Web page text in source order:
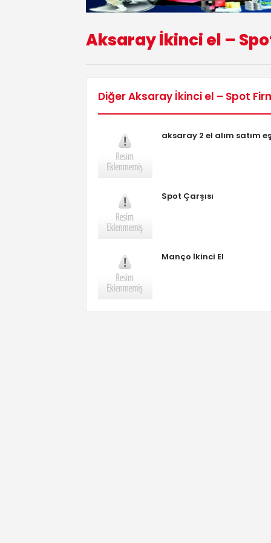
Aksaray İkinci el –
Diğer Aksaray İkinci el – Spot
aksaray 2 el alım satım
Spot Çarşısı
Manço İkinci El